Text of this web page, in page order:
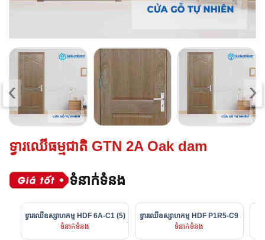
‹ ›
ទ្វារឈើធម្មជាតិ GTN 2A Oak dam
ទំនាក់ទំនង
ទ្វារឈើឧស្សាហកម្ម HDF 6A-C1 (5)
ទំនាក់ទំនង
ទ្វារឈើឧស្សាហកម្ម HDF P1R5-C9
ទំនាក់ទំនង